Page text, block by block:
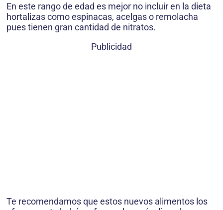
En este rango de edad es mejor no incluir en la dieta
hortalizas como espinacas, acelgas o remolacha
pues tienen gran cantidad de nitratos.
Publicidad
Te recomendamos que estos nuevos alimentos los